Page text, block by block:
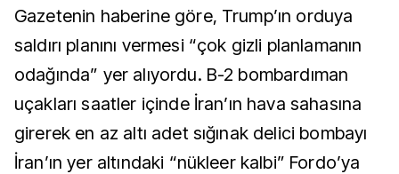
Gazetenin haberine göre, Trump’ın orduya
saldırı planını vermesi “çok gizli planlamanın
odağında” yer alıyordu. B-2 bombardıman
uçakları saatler içinde İran’ın hava sahasına
girerek en az altı adet sığınak delici bombayı
İran’ın yer altındaki “nükleer kalbi” Fordo’ya